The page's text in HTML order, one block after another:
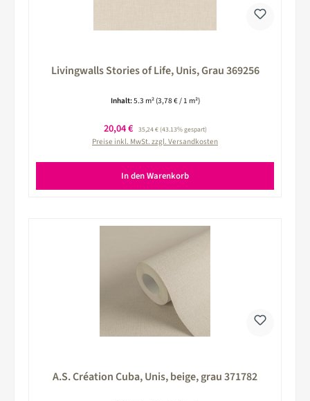
Livingwalls Stories of Life, Unis, Grau 369256
Inhalt:5.3 m² (3,78 € / 1 m²)
Verkaufspreis:
20,04 € Regulärer Preis:
35,24 €(43.13% gespart)
Preise inkl. MwSt. zzgl. Versandkosten
In den Warenkorb
A.S. Création Cuba, Unis, beige, grau 371782